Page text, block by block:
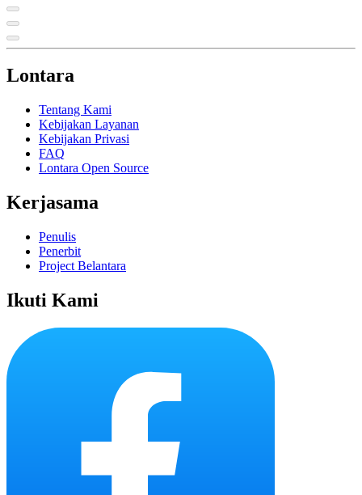
Lontara
Tentang Kami
Kebijakan Layanan
Kebijakan Privasi
FAQ
Lontara Open Source
Kerjasama
Penulis
Penerbit
Project Belantara
Ikuti Kami